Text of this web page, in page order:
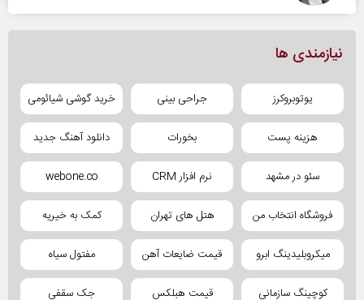
نیازمندی ها
یوتوبروکرز جراحی بینی خرید گوشی شیائومی
هزینه پست بخورات دانلود آهنگ جدید
سئو در مشهد نرم افزار CRM webone.co
فروشگاه انتخاب من هتل های تهران کمک به خیریه
میکروبلیدینگ ابرو قیمت ضایعات آهن مفتول سیاه
کوچینگ سازمانی قیمت هبلکس جک سقفی